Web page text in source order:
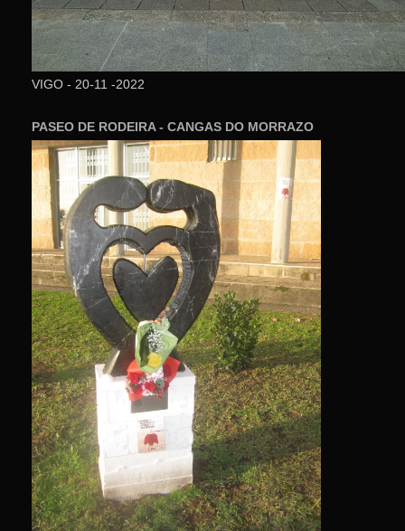
VIGO - 20-11 -2022
PASEO DE RODEIRA - CANGAS DO MORRAZO